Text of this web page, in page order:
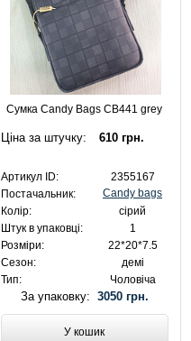
Сумка Candy Bags CB441 grey
Ціна за штучку: 610 грн.
Артикул ID:
2355167
Постачальник:
Candy bags
Колір:
сірий
Штук в упаковці:
1
Розміри:
22*20*7.5
Сезон:
демі
Тип:
Чоловіча
За упаковку: 3050 грн.
У кошик